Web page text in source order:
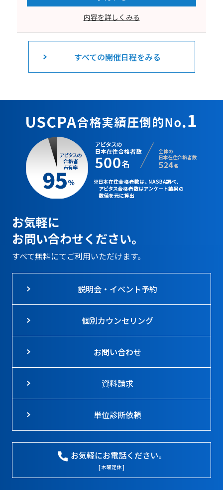
内容を詳しくみる
すべての開催日程をみる
お気軽に
お問い合わせください。
すべて無料にてご利用いただけます。
説明会・イベント予約
個別カウンセリング
お問い合わせ
資料請求
単位診断依頼
お気軽にお電話ください。
[ 木曜定休 ]